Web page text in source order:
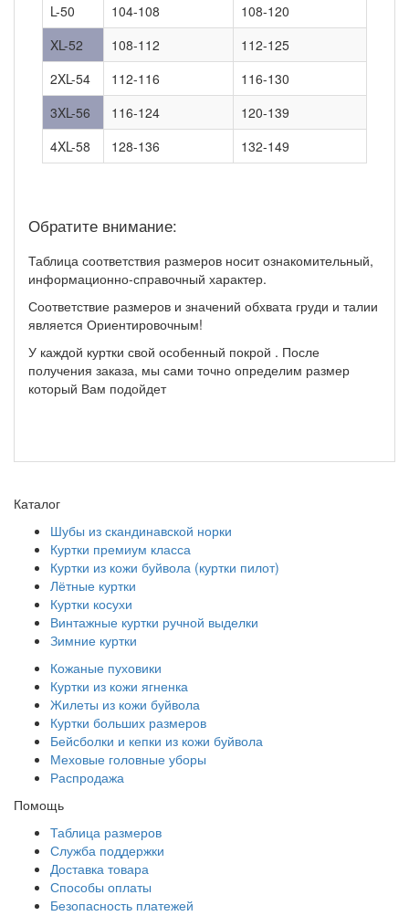
L-50
104-108
108-120
XL-52
108-112
112-125
2XL-54
112-116
116-130
3XL-56
116-124
120-139
4XL-58
128-136 132-149
Обратите внимание:
Таблица соответствия размеров носит ознакомительный,
информационно-справочный характер.
Соответствие размеров и значений обхвата груди и талии
является Ориентировочным!
У каждой куртки свой особенный покрой . После
получения заказа, мы сами точно определим размер
который Вам подойдет
Каталог
Шубы из скандинавской норки
Куртки премиум класса
Куртки из кожи буйвола (куртки пилот)
Лётные куртки
Куртки косухи
Винтажные куртки ручной выделки
Зимние куртки
Кожаные пуховики
Куртки из кожи ягненка
Жилеты из кожи буйвола
Куртки больших размеров
Бейсболки и кепки из кожи буйвола
Меховые головные уборы
Распродажа
Помощь
Таблица размеров
Служба поддержки
Доставка товара
Способы оплаты
Безопасность платежей